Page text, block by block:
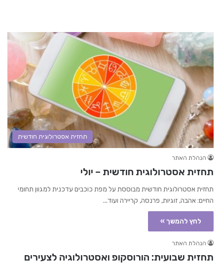
תחזית אסטרולוגית חודשית
הנהלת האתר
תחזית אסטרולוגית חודשית – יולי
תחזית אסטרולוגית חודשית מבוססת על מפת כוכבים עדכנית למגוון תחומי
החיים: אהבה, זוגיות, פרנסה, קריירה ועוד...
לחץ להמשך »
הנהלת האתר
תחזית שבועית: הורוסקופ ואסטרולוגיה לצעירים